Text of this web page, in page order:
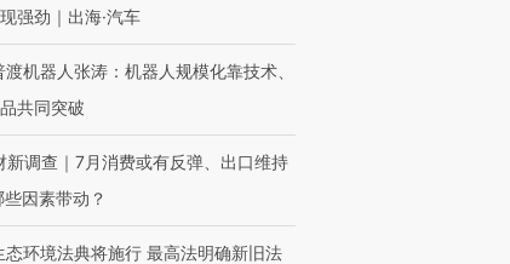
金
马航飞行员跨国走私7万
链博
有意思的生活方式·第三对
住三大增长引擎是什么？
强劲｜出海·汽车
渡机器人张涛：机器人规模化靠技术、
共同突破
新调查｜7月消费或有反弹、出口维持
因素带动？
态环境法典将施行 最高法明确新旧法